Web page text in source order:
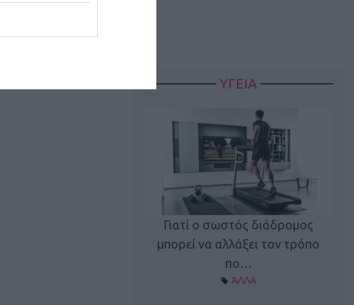
ΥΓΕΙΑ
Γιατί ο σωστός διάδρομος
μπορεί να αλλάξει τον τρόπο
πο…
ΆΛΛΑ